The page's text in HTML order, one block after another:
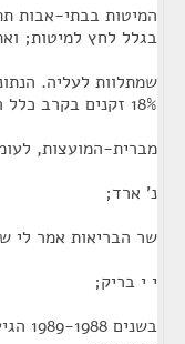
המיטות בבתי-אבות
בגלל לחץ למיטות;
שמתלוות לעליה.
18% זקנים בקרב כלל העולים
מברית-המועצות, לעומת 10% בכלל
נ' ארד;
שר הבריאות אמר לי שזה
י י בריק;